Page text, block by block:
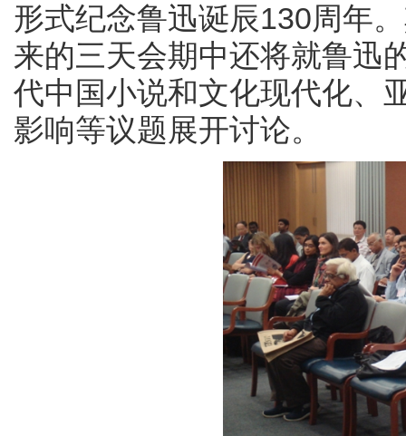
形式纪念鲁迅诞辰130周年
来的三天会期中还将就鲁迅
代中国小说和文化现代化、
影响等议题展开讨论。